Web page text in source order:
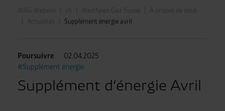
WAG Website Westfalen Gaz Suisse
À propos de nous
Actualités
Supplément énergie avril
Poursuivre
02.04.2025
#Supplément énergie
Supplément d‘énergie Avril